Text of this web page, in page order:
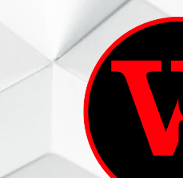
ВИННЫЙ СКЛАД